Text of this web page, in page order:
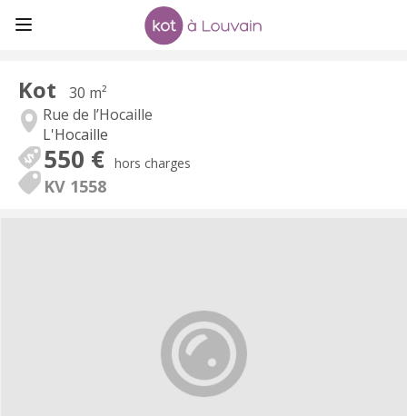
Kot
30 m²
Rue de l’Hocaille
L'Hocaille
550 € hors charges
KV 1558